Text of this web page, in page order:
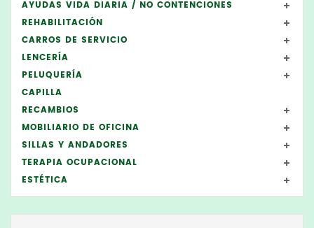
AYUDAS VIDA DIARIA / NO CONTENCIONES
REHABILITACIÓN
CARROS DE SERVICIO
LENCERÍA
PELUQUERÍA
CAPILLA
RECAMBIOS
MOBILIARIO DE OFICINA
SILLAS Y ANDADORES
TERAPIA OCUPACIONAL
ESTÉTICA